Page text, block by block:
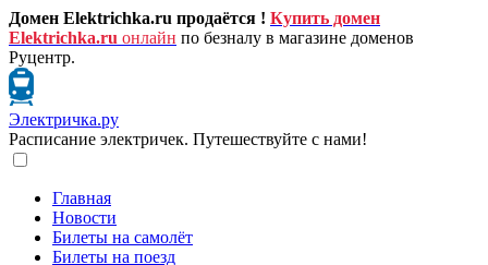
Домен Elektrichka.ru продаётся ! Купить домен
Elektrichka.ru онлайн по безналу в магазине доменов
Руцентр.
Электричка.ру
Расписание электричек. Путешествуйте с нами!
Главная
Новости
Билеты на самолёт
Билеты на поезд